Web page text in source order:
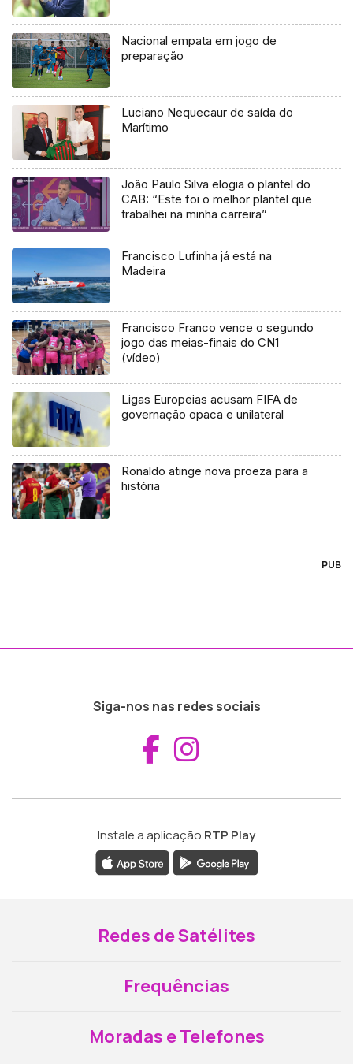
Nacional empata em jogo de
preparação
Luciano Nequecaur de saída do
Marítimo
João Paulo Silva elogia o plantel do
CAB: “Este foi o melhor plantel que
trabalhei na minha carreira”
Francisco Lufinha já está na
Madeira
Francisco Franco vence o segundo
jogo das meias-finais do CN1
(vídeo)
Ligas Europeias acusam FIFA de
governação opaca e unilateral
Ronaldo atinge nova proeza para a
história
PUB
Siga-nos nas redes sociais
Aceder ao
Instale a aplicação RTP Play
Redes de Satélites
Frequências
Moradas e Telefones